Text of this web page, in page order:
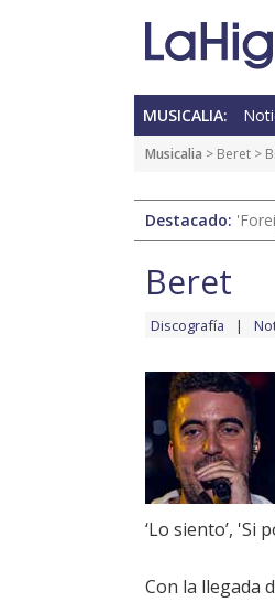
MUSICALIA:
Musicalia > Beret >
Destacado:
Beret
Discografía
‘Lo siento’, 'Si
Con la llegada